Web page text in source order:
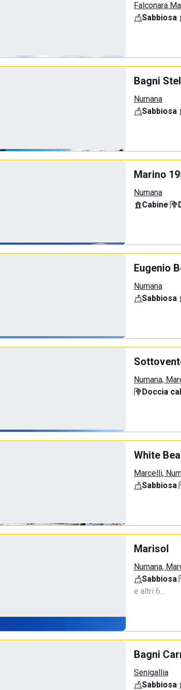
Falconara
Sabbiosa·
Bagni
Numana
Sabbiosa·
Marino
Numana
Cabine·
Eugenio
Numana
Sabbiosa·
Numana,
Doccia
White
Marcelli,
Sabbiosa·
Marisol
Numana,
Sabbiosa·
e altri 6…
Bagni
Senigallia
Sabbiosa·